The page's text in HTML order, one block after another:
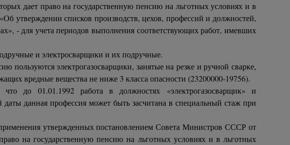
дает право на государственную пенсию на льготных условиях и в
утверждении списков производств, цехов, профессий и должностей,
- для учета периодов выполнения соответствующих работ, имевших
и электросварщики и их подручные.
электрогазосварщики, занятые на резке и ручной сварке,
вредные вещества не ниже 3 класса опасности (23200000-19756).
до 01.01.1992 работа в должностях «электрогазосварщик» и
даты данная профессия может быть засчитана в специальный стаж при
утвержденных постановлением Совета Министров СССР от
на государственную пенсию на льготных условиях и в льготных